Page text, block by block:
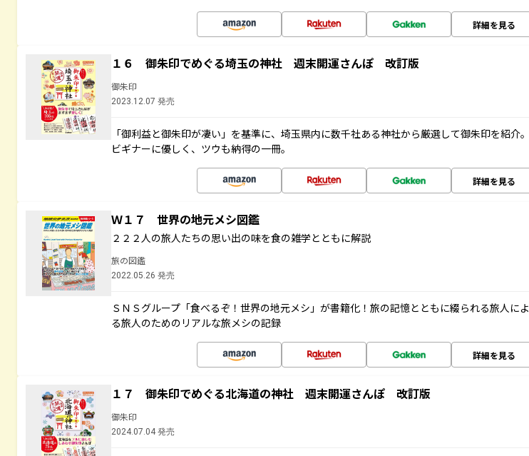
詳細を見る
１６ 御朱印でめぐる埼玉の神社 週末開運さんぽ 改訂版
御朱印
2023.12.07 発売
「御利益と御朱印が凄い」を基準に、埼玉県内に数千社ある神社から厳選して御朱印を紹介。
ビギナーに優しく、ツウも納得の一冊。
詳細を見る
Ｗ１７ 世界の地元メシ図鑑
２２２人の旅人たちの思い出の味を食の雑学とともに解説
旅の図鑑
2022.05.26 発売
ＳＮＳグループ「食べるぞ！世界の地元メシ」が書籍化！旅の記憶とともに綴られる旅人によ
る旅人のためのリアルな旅メシの記録
詳細を見る
１７ 御朱印でめぐる北海道の神社 週末開運さんぽ 改訂版
御朱印
2024.07.04 発売